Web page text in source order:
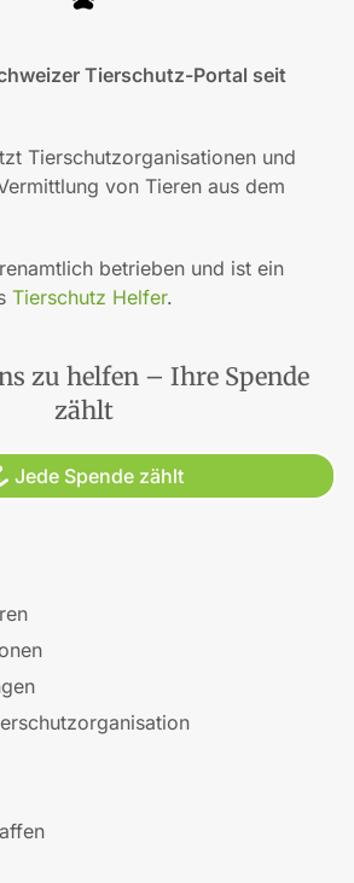
Tierschutz-Portal seit
Tierschutzorganisationen und
von Tieren aus dem
betrieben und ist ein
Tierschutz Helfer.
zu helfen – Ihre Spende
zählt
Jede Spende zählt